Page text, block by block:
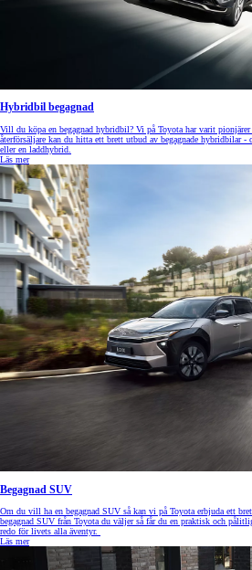
Hybridbil begagnad
Vill du köpa en begagnad hybridbil? Vi på Toyota har varit
återförsäljare kan du hitta ett brett utbud av begagnade hybridbilar
eller en laddhybrid.
Läs mer
Begagnad SUV
Om du vill ha en begagnad SUV så kan vi på Toyota erbjuda ett
begagnad SUV från Toyota du väljer så får du en praktisk och
redo för livets alla äventyr.
Läs mer